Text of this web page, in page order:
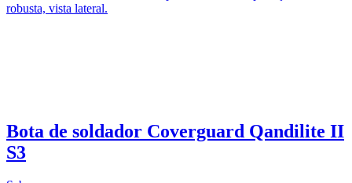
Bota de soldador Coverguard Qandilite II
S3